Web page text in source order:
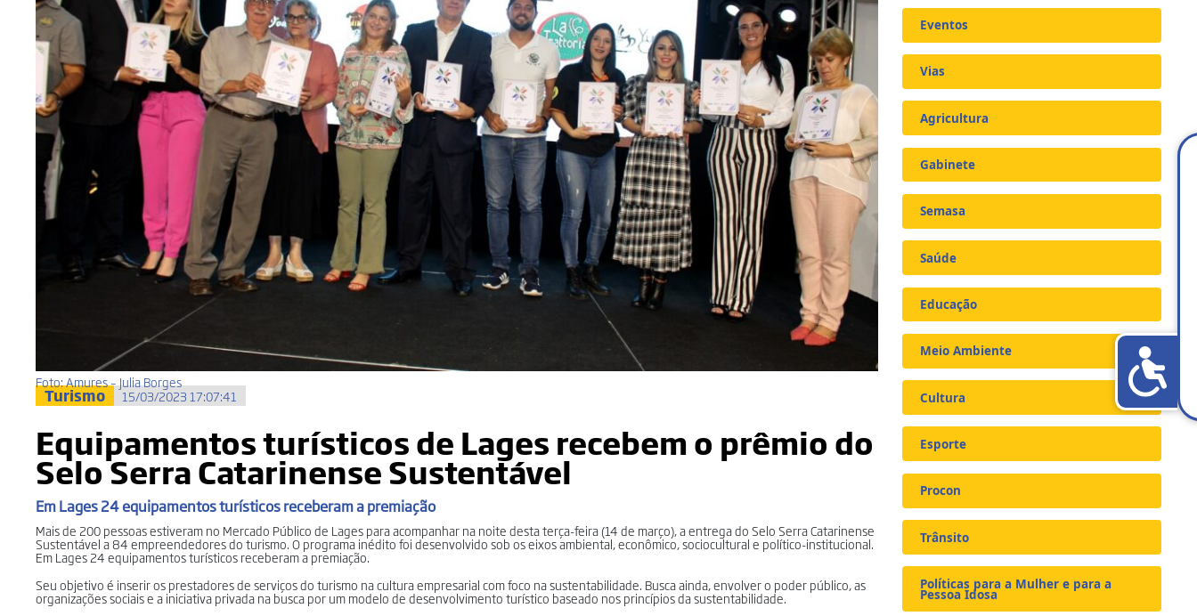
Foto: Amures – Julia Borges
Turismo 15/03/2023 17:07:41
Equipamentos turísticos de Lages recebem o prêmio do
Selo Serra Catarinense Sustentável
Em Lages 24 equipamentos turísticos receberam a premiação
Mais de 200 pessoas estiveram no Mercado Público de Lages para acompanhar na noite desta terça-feira (14 de março), a entrega do Selo Serra Catarinense
Sustentável a 84 empreendedores do turismo. O programa inédito foi desenvolvido sob os eixos ambiental, econômico, sociocultural e político-institucional.
Em Lages 24 equipamentos turísticos receberam a premiação.
Seu objetivo é inserir os prestadores de serviços do turismo na cultura empresarial com foco na sustentabilidade. Busca ainda, envolver o poder público, as
organizações sociais e a iniciativa privada na busca por um modelo de desenvolvimento turístico baseado nos princípios da sustentabilidade.
Eventos
Vias
Agricultura
Gabinete
Semasa
Saúde
Educação
Meio Ambiente
Cultura
Esporte
Procon
Trânsito
Políticas para a Mulher e para a
Pessoa Idosa